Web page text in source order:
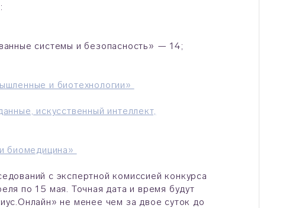
системы и безопасность» — 14;
и биотехнологии»
искусственный интеллект,
биомедицина»
с экспертной комиссией конкурса
по 15 мая. Точная дата и время будут
не менее чем за двое суток до